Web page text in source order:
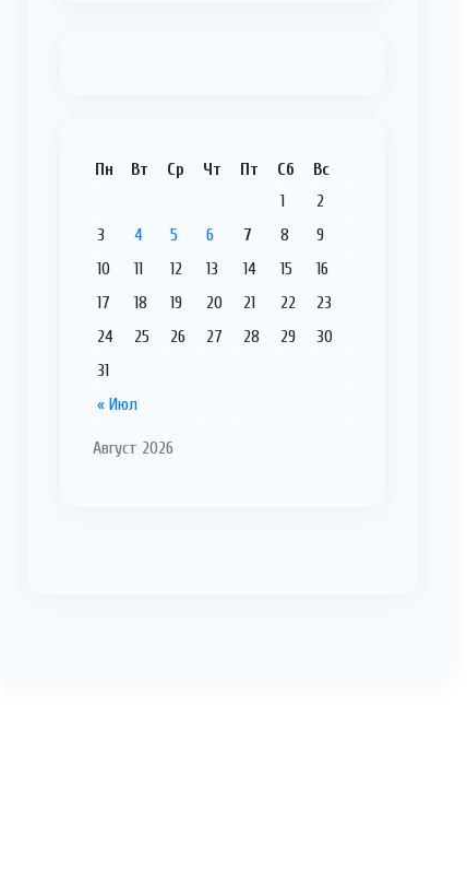
Август 2026
Пн Вт Ср Чт Пт Сб Вс
« Июл
1
2
3
4 5 6 7 8
9
10
11 12 13 14 15
16
17
18 19 20 21 22
23
24
25 26 27 28 29
30
31